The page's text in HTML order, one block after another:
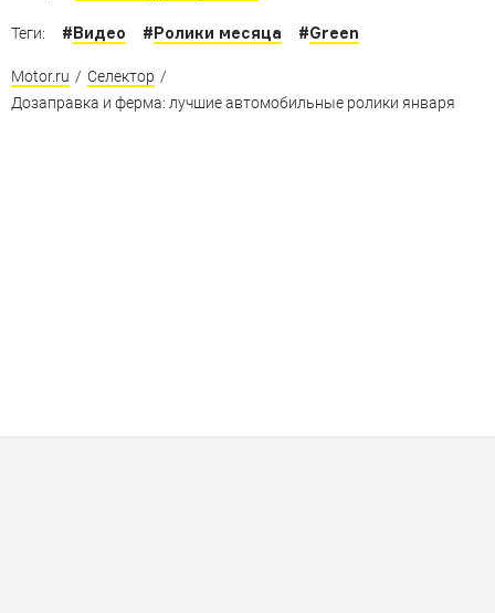
Теги: #Видео #Ролики месяца #Green
Motor.ru / Селектор /
Дозаправка и ферма: лучшие автомобильные ролики января